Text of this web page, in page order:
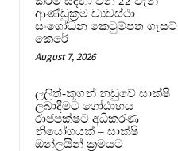
ආණ්ඩුක්‍රම ව්‍යවස්ථා
සංශෝධන කෙටුම්පත ගැසට්
කෙරේ
August 7, 2026
ලලිත්-කූගන් නඩුවේ සාක්ෂි
ලබාදීමට ගෝඨාභය
රාජපක්ෂට අධිකරණ
නියෝගයක් – සාක්ෂි
ඔන්ලයින් ක්‍රමයට